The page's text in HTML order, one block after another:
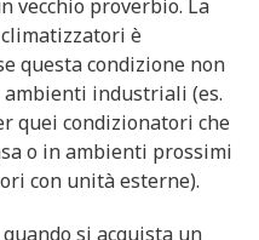
vecchio proverbio. La
è
questa condizione non
industriali (es.
quei condizionatori che
o in ambienti prossimi
con unità esterne).
si acquista un